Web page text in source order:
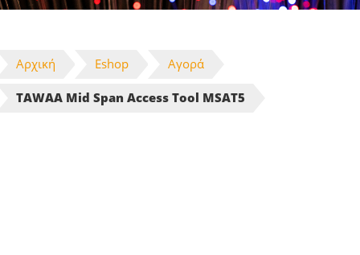
Αρχική Eshop Αγορά
TAWAA Mid Span Access Tool MSAT5